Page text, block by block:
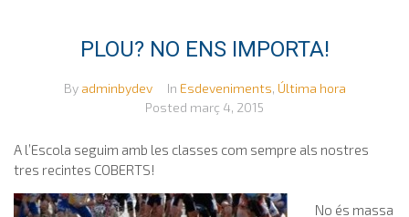
PLOU? NO ENS IMPORTA!
By adminbydev In Esdeveniments, Última hora
Posted març 4, 2015
A l’Escola seguim amb les classes com sempre als nostres
tres recintes COBERTS!
No és massa